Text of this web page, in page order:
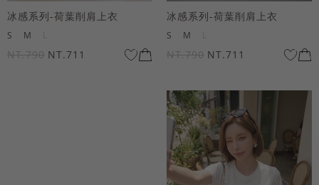
冰感系列-荷葉削肩上衣
S M
NT.790 NT.711
冰感系列-荷葉削肩上衣
S M
NT.790 NT.711